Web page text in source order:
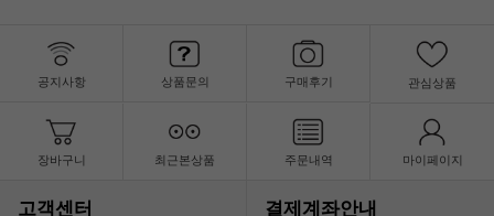
공지사항 상품문의 구매후기 관심상품
장바구니 최근본상품 주문내역 마이페이지
고객센터 결제계좌안내